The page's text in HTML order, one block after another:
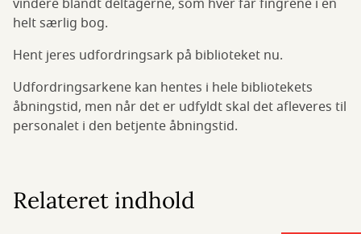
vindere blandt deltagerne, som hver får fingrene i en
helt særlig bog.
Hent jeres udfordringsark på biblioteket nu.
Udfordringsarkene kan hentes i hele bibliotekets
åbningstid, men når det er udfyldt skal det afleveres til
personalet i den betjente åbningstid.
Relateret indhold